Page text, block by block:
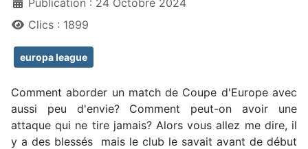
Clics : 1899
europa league
Comment aborder un match de Coupe d'Europe avec
aussi peu d'envie? Comment peut-on avoir une
attaque qui ne tire jamais? Alors vous allez me dire, il
y a des blessés mais le club le savait avant de début